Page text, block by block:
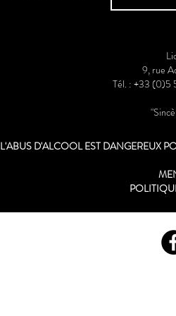
9, rue
Tél. : +33
L'ABUS D'ALCOOL EST DANGEREUX